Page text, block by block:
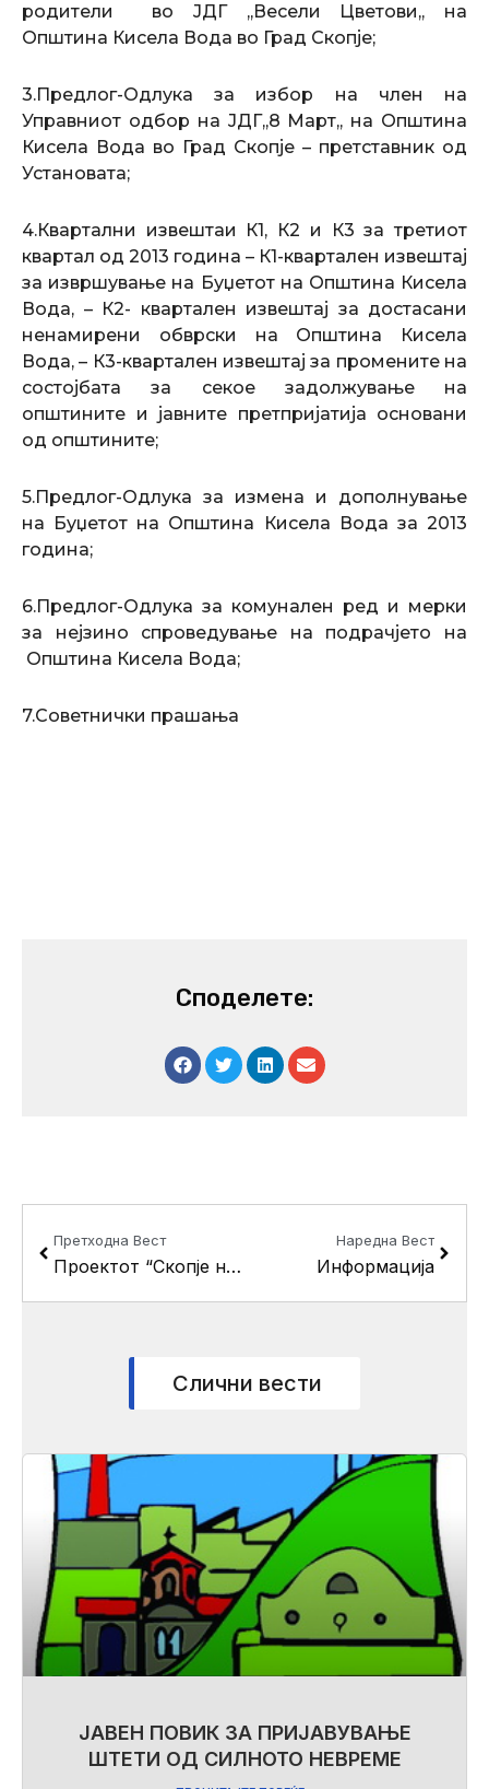
родители во ЈДГ ,,Весели Цветови,, на
Општина Кисела Вода во Град Скопје;
3.Предлог-Одлука за избор на член на
Управниот одбор на ЈДГ,,8 Март,, на Општина
Кисела Вода во Град Скопје – претставник од
Установата;
4.Квартални извештаи К1, К2 и К3 за третиот
квартал од 2013 година – К1-квартален извештај
за извршување на Буџетот на Општина Кисела
Вода, – К2- квартален извештај за достасани
ненамирени обврски на Општина Кисела
Вода, – К3-квартален извештај за промените на
состојбата за секое задолжување на
општините и јавните претпријатија основани
од општините;
5.Предлог-Одлука за измена и дополнување
на Буџетот на Општина Кисела Вода за 2013
година;
6.Предлог-Одлука за комунален ред и мерки
за нејзино спроведување на подрачјето на
Општина Кисела Вода;
7.Советнички прашања
Споделете:
Претходна Вест
Проектот “Скопје низ детските очи” завршува утре
Наредна Вест
Информација
Слични вести
ЈАВЕН ПОВИК ЗА ПРИЈАВУВАЊЕ
ШТЕТИ ОД СИЛНОТО НЕВРЕМЕ